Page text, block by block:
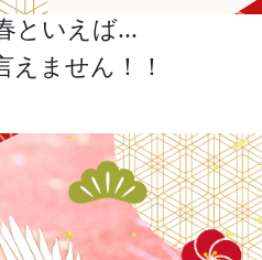
といえば...
えません！！